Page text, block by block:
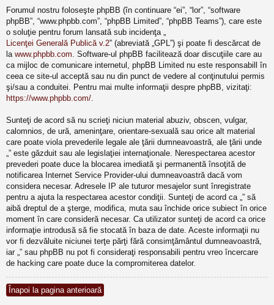
Forumul nostru foloseşte phpBB (în continuare “ei”, “lor”, “software
phpBB”, “www.phpbb.com”, “phpBB Limited”, “phpBB Teams”), care este
o soluţie pentru forum lansată sub incidenţa „
Licenţei Generală Publică v.2” (abreviată „GPL”) şi poate fi descărcat de
la www.phpbb.com . Software-ul phpBB facilitează doar discuţiile care au
ca mijloc de comunicare internetul, phpBB Limited nu este responsabill în
ceea ce site-ul acceptă sau nu din punct de vedere al conţinutului permis
şi/sau a conduitei. Pentru mai multe informaţii despre phpBB, vizitaţi:
https://www.phpbb.com/
Sunteţi de acord să nu scrieţi niciun material abuziv, obscen, vulgar,
calomnios, de ură, ameninţare, orientare-sexuală sau orice alt material
care poate viola prevederile legale ale ţării dumneavoastră, ale ţării unde
„” este găzduit sau ale legislaţiei internaţionale. Nerespectarea acestor
prevederi poate duce la blocarea imediată şi permanentă însoţită de
notificarea Internet Service Provider-ului dumneavoastră dacă vom
considera necesar. Adresele IP ale tuturor mesajelor sunt înregistrate
pentru a ajuta la respectarea acestor condiţii. Sunteţi de acord ca „” să
aibă dreptul de a şterge, modifica, muta sau închide orice subiect în orice
moment în care consideră necesar. Ca utilizator sunteţi de acord ca orice
informaţie introdusă să fie stocată în baza de date. Aceste informaţii nu
vor fi dezvăluite niciunei terţe părţi fără consimţământul dumneavoastră,
iar „” sau phpBB nu pot fi consideraţi responsabili pentru vreo încercare
de hacking care poate duce la compromiterea datelor.
Înapoi la pagina anterioară